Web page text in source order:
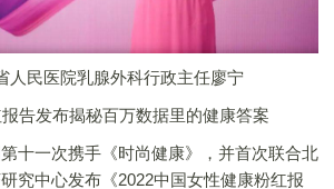
民医院乳腺外科行政主任廖宁
发布揭秘百万数据里的健康答案
一次携手《时尚健康》，并首次联合北
究中心发布《2022中国女性健康粉红报